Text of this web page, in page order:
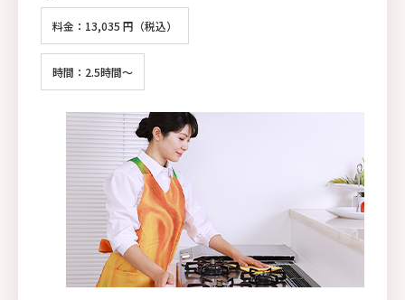
料金：13,035 円（税込）
時間：2.5時間～